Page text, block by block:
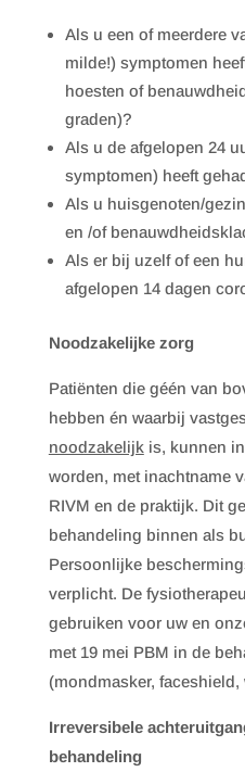
Als u een of meerdere
milde!) symptomen
hoesten of
graden)?
Als u de afgelopen 24
symptomen) heeft
Als u huisgenoten/
en /of
Als er bij uzelf of een
afgelopen 14 dagen
Noodzakelijke zorg
Patiënten die géén van
hebben én waarbij
noodzakelijkis, kunnen
worden, met inachtname
RIVM en de praktijk. Dit
behandeling binnen als
Persoonlijke
verplicht. De
gebruiken voor uw en
met 19 mei PBM in de
(mondmasker,
Irreversibele
behandeling